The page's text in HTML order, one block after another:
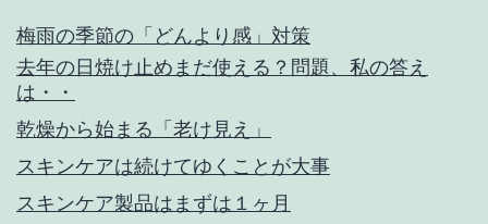
梅雨の季節の「どんより感」対策
去年の日焼け止めまだ使える？問題、私の答え
は・・
乾燥から始まる「老け見え」
スキンケアは続けてゆくことが大事
スキンケア製品はまずは１ヶ月